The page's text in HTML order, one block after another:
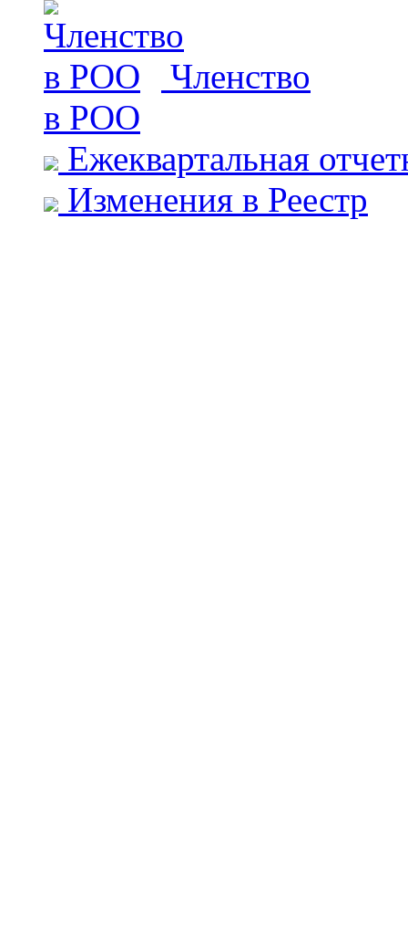
Членство
в РОО
Ежеквартальная
Изменения в Реестр